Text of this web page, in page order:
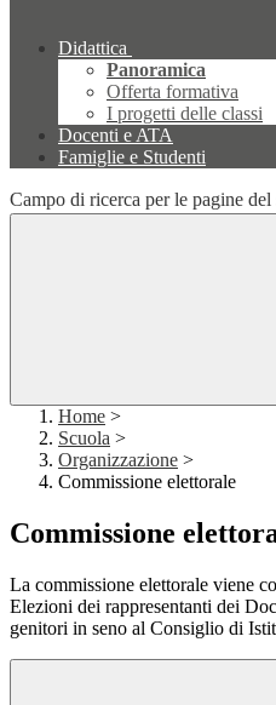
Didattica
Panoramica
Offerta formativa
I progetti delle classi
Docenti e ATA
Famiglie e Studenti
Campo di ricerca per le pagine del
Home >
Scuola >
Organizzazione >
Commissione elettorale
Commissione
La commissione elettorale viene
Elezioni dei rappresentanti dei
genitori in seno al Consiglio di